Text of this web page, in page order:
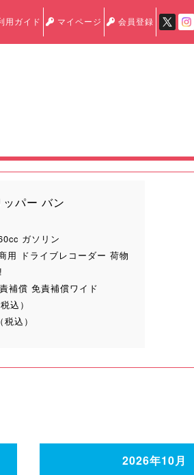
用ガイド マイページ 会員登録
パー バン
ガソリン
用 ドライブレコーダー 荷物
補償 免責補償ワイド
込）
込）
2026年10月